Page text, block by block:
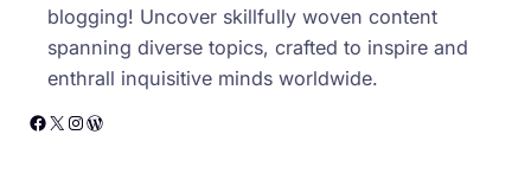
blogging! Uncover skillfully woven content
spanning diverse topics, crafted to inspire and
enthrall inquisitive minds worldwide.
Facebook X Instagram WordPress